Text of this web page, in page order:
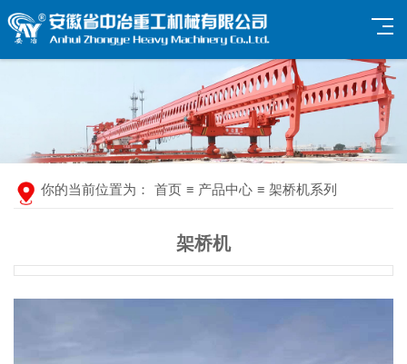
你的当前位置为： 首页 ≡ 产品中心 ≡ 架桥机系列
架桥机